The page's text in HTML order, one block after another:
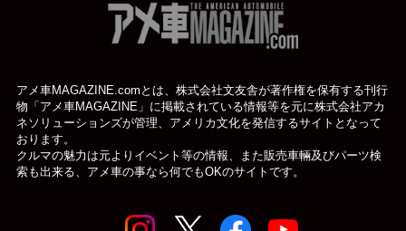
アメ車MAGAZINE.comとは、株式会社文友舎が著作権を保有する刊行
物「アメ車MAGAZINE」に掲載されている情報等を元に株式会社アカ
ネソリューションズが管理、アメリカ文化を発信するサイトとなって
おります。
クルマの魅力は元よりイベント等の情報、また販売車輛及びパーツ検
索も出来る、アメ車の事なら何でもOKのサイトです。